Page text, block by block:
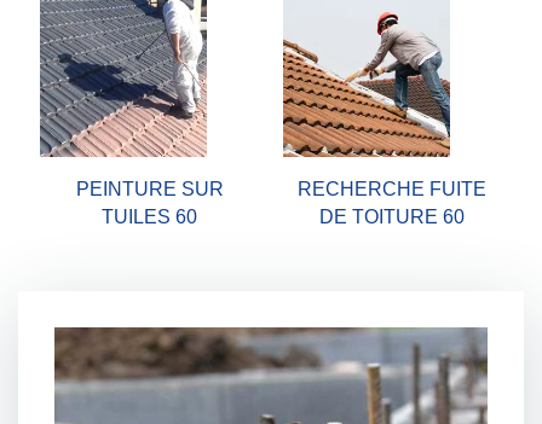
PEINTURE SUR
TUILES 60
RECHERCHE FUITE
DE TOITURE 60